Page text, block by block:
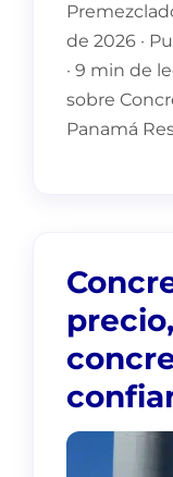
de 2026 ·
· 9 min de
sobre
Panamá